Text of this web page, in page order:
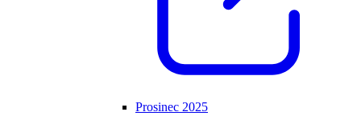
Prosinec 2025